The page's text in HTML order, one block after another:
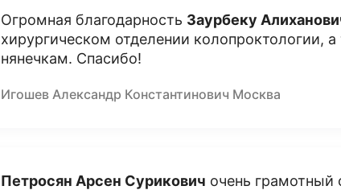
Огромная благодарность Заурбеку
хирургическом отделении колопроктологии,
нянечкам. Спасибо!
Игошев Александр Константинович Москва
Петросян Арсен Сурикович очень грамотный